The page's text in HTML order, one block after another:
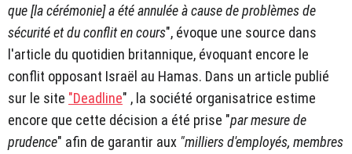
que [la cérémonie] a été annulée à cause de problèmes de
sécurité et du conflit en cours", évoque une source dans
l'article du quotidien britannique, évoquant encore le
conflit opposant Israël au Hamas. Dans un article publié
sur le site "Deadline" , la société organisatrice estime
encore que cette décision a été prise "par mesure de
prudence" afin de garantir aux "milliers d'employés, membres